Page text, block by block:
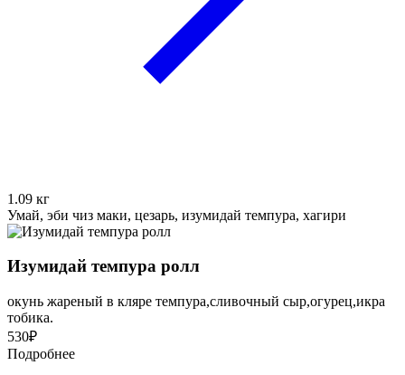
1.09 кг
Умай, эби чиз маки, цезарь, изумидай темпура, хагири
Изумидай темпура ролл
окунь жареный в кляре темпура,сливочный сыр,огурец,икра
тобика.
530₽
Подробнее